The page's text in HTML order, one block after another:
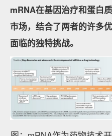
mRNA在基因治疗和蛋白
市场，结合了两者的许多
面临的独特挑战。